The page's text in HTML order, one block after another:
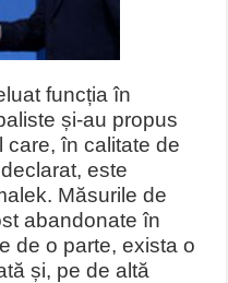
funcția în
și-au propus
care, în calitate de
este
Măsurile de
abandonate în
de o parte, exista o
și, pe de altă